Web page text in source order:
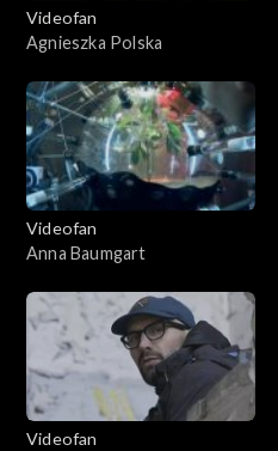
Videofan
Agnieszka Polska
Videofan
Anna Baumgart
Videofan